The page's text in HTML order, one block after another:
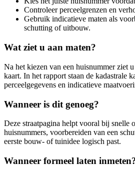
Controleer perceelgrenzen en
Gebruik indicatieve maten als
schutting of uitbouw.
Wat ziet u aan maten?
Na het kiezen van een huisnummer ziet
kaart. In het rapport staan de kadastrale
perceelgegevens en indicatieve
Wanneer is dit genoeg?
Deze straatpagina helpt vooral bij snelle
huisnummers, voorbereiden van een
eerste bouw- of tuinidee logisch past.
Wanneer formeel laten